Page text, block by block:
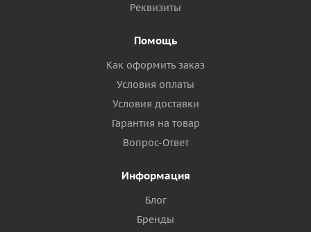
Реквизиты
Помощь
Как оформить заказ
Условия оплаты
Условия доставки
Гарантия на товар
Вопрос-Ответ
Информация
Блог
Бренды